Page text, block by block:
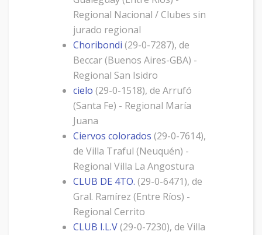
Regional Nacional / Clubes sin
jurado regional
Choribondi (29-0-7287), de
Beccar (Buenos Aires-GBA) -
Regional San Isidro
cielo (29-0-1518), de Arrufó
(Santa Fe) - Regional María
Juana
Ciervos colorados (29-0-7614),
de Villa Traful (Neuquén) -
Regional Villa La Angostura
CLUB DE 4TO. (29-0-6471), de
Gral. Ramírez (Entre Ríos) -
Regional Cerrito
CLUB I.L.V(29-0-7230), de Villa